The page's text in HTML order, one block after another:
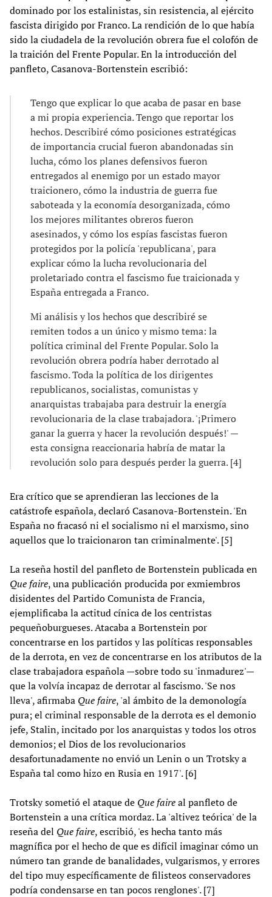
dominado por los estalinistas, sin resistencia, al ejército
fascista dirigido por Franco. La rendición de lo que había
sido la ciudadela de la revolución obrera fue el colofón de
la traición del Frente Popular. En la introducción del
panfleto, Casanova-Bortenstein escribió:
Tengo que explicar lo que acaba de pasar en base
a mi propia experiencia. Tengo que reportar los
hechos. Describiré cómo posiciones estratégicas
de importancia crucial fueron abandonadas sin
lucha, cómo los planes defensivos fueron
entregados al enemigo por un estado mayor
traicionero, cómo la industria de guerra fue
saboteada y la economía desorganizada, cómo
los mejores militantes obreros fueron
asesinados, y cómo los espías fascistas fueron
protegidos por la policía 'republicana', para
explicar cómo la lucha revolucionaria del
proletariado contra el fascismo fue traicionada y
España entregada a Franco.
Mi análisis y los hechos que describiré se
remiten todos a un único y mismo tema: la
política criminal del Frente Popular. Solo la
revolución obrera podría haber derrotado al
fascismo. Toda la política de los dirigentes
republicanos, socialistas, comunistas y
anarquistas trabajaba para destruir la energía
revolucionaria de la clase trabajadora. '¡Primero
ganar la guerra y hacer la revolución después!' —
esta consigna reaccionaria habría de matar la
revolución solo para después perder la guerra. [4]
Era crítico que se aprendieran las lecciones de la
catástrofe española, declaró Casanova-Bortenstein. 'En
España no fracasó ni el socialismo ni el marxismo, sino
aquellos que lo traicionaron tan criminalmente'. [5]
La reseña hostil del panfleto de Bortenstein publicada en
Que faire, una publicación producida por exmiembros
disidentes del Partido Comunista de Francia,
ejemplificaba la actitud cínica de los centristas
pequeñoburgueses. Atacaba a Bortenstein por
concentrarse en los partidos y las políticas responsables
de la derrota, en vez de concentrarse en los atributos de la
clase trabajadora española —sobre todo su 'inmadurez'—
que la volvía incapaz de derrotar al fascismo. 'Se nos
lleva', afirmaba Que faire, 'al ámbito de la demonología
pura; el criminal responsable de la derrota es el demonio
jefe, Stalin, incitado por los anarquistas y todos los otros
demonios; el Dios de los revolucionarios
desafortunadamente no envió un Lenin o un Trotsky a
España tal como hizo en Rusia en 1917'. [6]
Trotsky sometió el ataque de Que faireal panfleto de
Bortenstein a una crítica mordaz. La 'altivez teórica' de la
reseña del Que faire, escribió, 'es hecha tanto más
magnífica por el hecho de que es difícil imaginar cómo un
número tan grande de banalidades, vulgarismos, y errores
del tipo muy específicamente de filisteos conservadores
podría condensarse en tan pocos renglones'. [7]